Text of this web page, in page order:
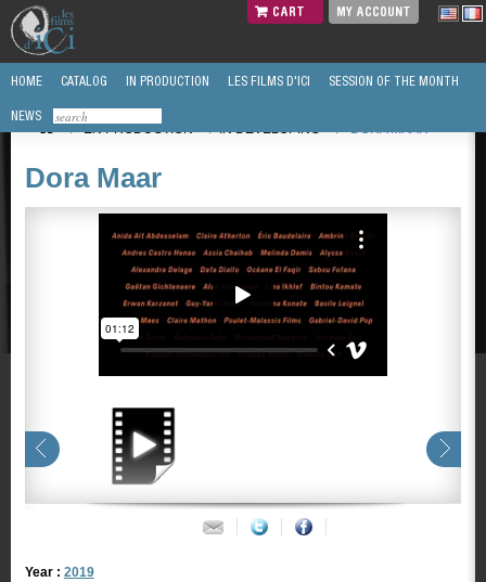
CART MY ACCOUNT
HOME CATALOG IN PRODUCTION LES FILMS D'ICI SESSION OF THE MONTH
NEWS
/
EN PRODUCTION / IN DEVELOPING / DORA MAAR
Dora Maar
Year : 2019